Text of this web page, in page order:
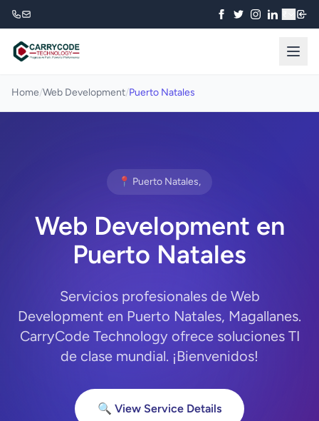
Home/Web Development/Puerto Natales
📍 Puerto Natales,
Web Development en
Puerto Natales
Servicios profesionales de Web
Development en Puerto Natales, Magallanes.
CarryCode Technology ofrece soluciones TI
de clase mundial. ¡Bienvenidos!
🔍 View Service Details